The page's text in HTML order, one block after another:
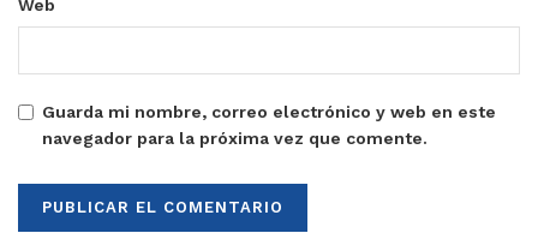
Web
Guarda mi nombre, correo electrónico y web en este
navegador para la próxima vez que comente.